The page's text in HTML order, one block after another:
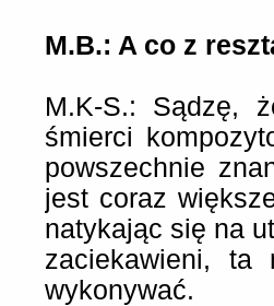
M.B.: A co z
M.K-S.: Sądzę,
śmierci
powszechnie
jest coraz
natykając się na
zaciekawieni,
wykonywać.